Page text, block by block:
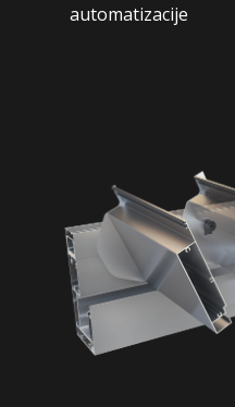
automatizacije